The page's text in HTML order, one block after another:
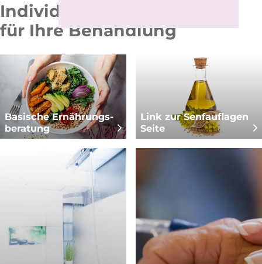
Individuelle Therapien
für Ihre Behandlung
Basische Ernährungs­
beratung
Link zur Senfauflagen
Seite